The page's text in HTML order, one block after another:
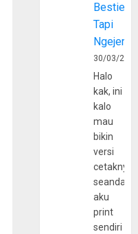
Bestie
Tapi
30/03/
Halo
kak, ini
kalo
mau
bikin
versi
cetaknya
aku
print
sendiri